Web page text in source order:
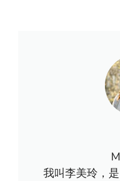
我叫李美玲，